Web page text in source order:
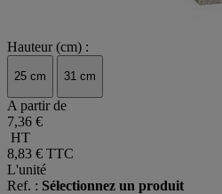
Hauteur (cm) :
25 cm 31 cm
A partir de
7,36 €
HT
8,83 € TTC
L'unité
Ref. : Sélectionnez un produit